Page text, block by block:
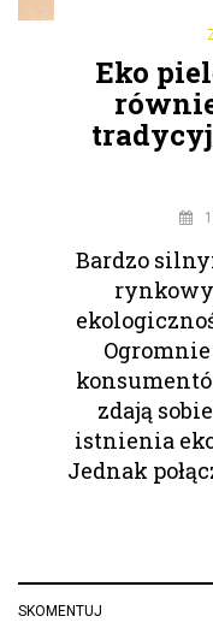
Eko
Bardzo
zdają
istnienia
Jednak
SKOMENTUJ